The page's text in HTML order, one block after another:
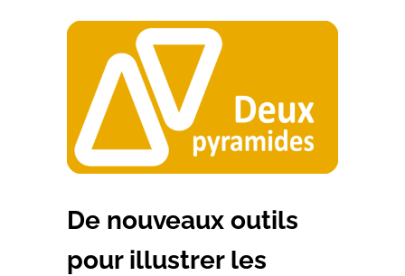
De nouveaux outils
pour illustrer les